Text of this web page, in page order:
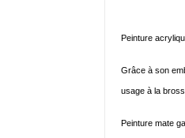
Peinture
Grâce à son
usage à la
Peinture mate